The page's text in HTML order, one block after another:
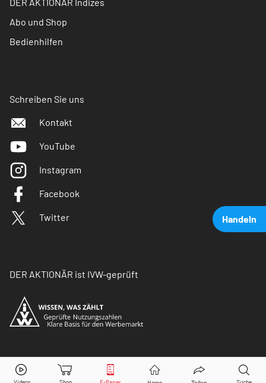
Handeln
Deutsche BankAktie jetzt handeln?
Abo und Shop
Bedienhilfen
Schreiben Sie uns
Kontakt
YouTube
Instagram
Facebook
Twitter
DER AKTIONÄR ist IVW-geprüft
© Copyright 2026 Börsenmedien AG. Alle Rechte